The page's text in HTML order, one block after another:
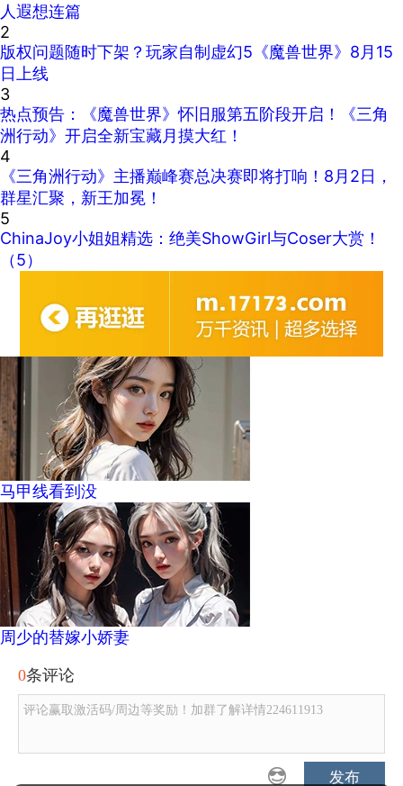
人遐想连篇
2
版权问题随时下架？玩家自制虚幻5《魔兽世界》8月15
日上线
3
热点预告：《魔兽世界》怀旧服第五阶段开启！《三角
洲行动》开启全新宝藏月摸大红！
4
《三角洲行动》主播巅峰赛总决赛即将打响！8月2日，
群星汇聚，新王加冕！
5
ChinaJoy小姐姐精选：绝美ShowGirl与Coser大赏！
（5）
马甲线看到没
周少的替嫁小娇妻
0条评论
评论赢取激活码/周边等奖励！加群了解详情224611913
发布